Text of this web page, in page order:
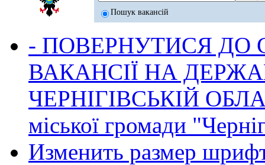
Пошук вакансій
- ПОВЕРНУТИСЯ ДО
ВАКАНСІЇ НА
ЧЕРНІГІВСЬКІЙ
міської громади
Изменить размер